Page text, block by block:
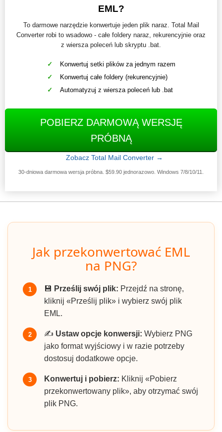
EML?
To darmowe narzędzie konwertuje jeden plik naraz. Total Mail
Converter robi to wsadowo - całe foldery naraz, rekurencyjnie oraz
z wiersza poleceń lub skryptu .bat.
Konwertuj setki plików za jednym razem
Konwertuj całe foldery (rekurencyjnie)
Automatyzuj z wiersza poleceń lub .bat
POBIERZ DARMOWĄ WERSJĘ
PRÓBNĄ
Zobacz Total Mail Converter →
30-dniowa darmowa wersja próbna. $59.90 jednorazowo. Windows 7/8/10/11.
Jak przekonwertować EML
na PNG?
1 💾 Prześlij swój plik: Przejdź na stronę,
kliknij «Prześlij plik» i wybierz swój plik
EML.
2 ✍️ Ustaw opcje konwersji: Wybierz PNG
jako format wyjściowy i w razie potrzeby
dostosuj dodatkowe opcje.
3 Konwertuj i pobierz: Kliknij «Pobierz
przekonwertowany plik», aby otrzymać swój
plik PNG.